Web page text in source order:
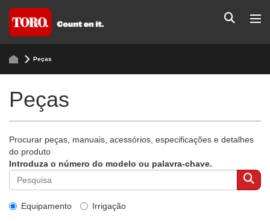
Peças
Peças
Procurar peças, manuais, acessórios, especificações e detalhes
do produto
Introduza o número do modelo ou palavra-chave.
Equipamento Irrigação